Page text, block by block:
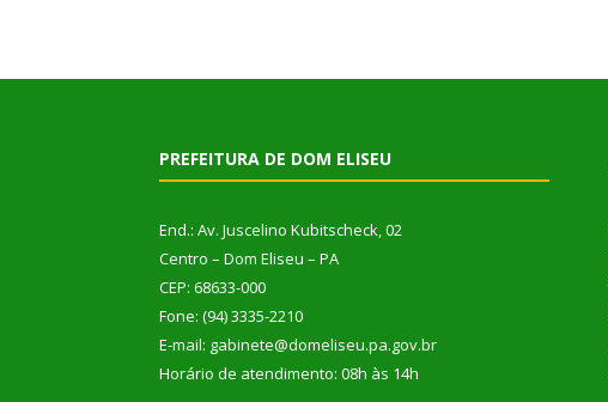
PREFEITURA DE DOM ELISEU
End.: Av. Juscelino Kubitscheck, 02
Centro – Dom Eliseu – PA
CEP: 68633-000
Fone: (94) 3335-2210
E-mail: gabinete@domeliseu.pa.gov.br
Horário de atendimento: 08h às 14h